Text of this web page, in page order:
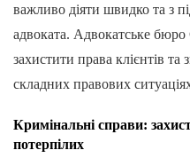
важливо діяти швидко та з
адвоката. Адвокатське
захистити права клієнтів
складних правових
Кримінальні справи:
потерпілих